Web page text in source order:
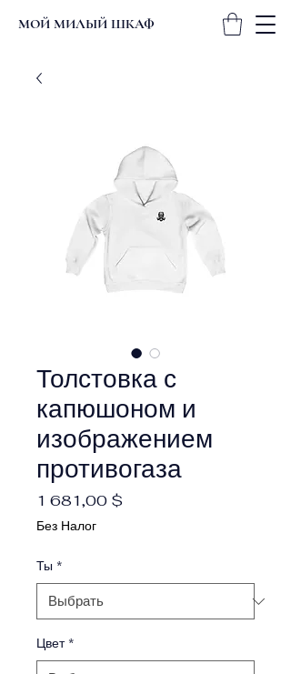
МОЙ МИЛЫЙ ШКАФ
Толстовка с
капюшоном и
изображением
противогаза
1 681,00 $
Без Налог
Ты *
Цвет *